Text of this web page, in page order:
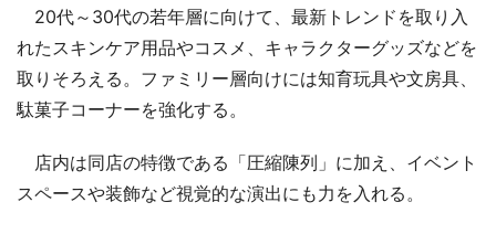
20代～30代の若年層に向けて、最新トレンドを取り入
れたスキンケア用品やコスメ、キャラクターグッズなどを
取りそろえる。ファミリー層向けには知育玩具や文房具、
駄菓子コーナーを強化する。
店内は同店の特徴である「圧縮陳列」に加え、イベント
スペースや装飾など視覚的な演出にも力を入れる。